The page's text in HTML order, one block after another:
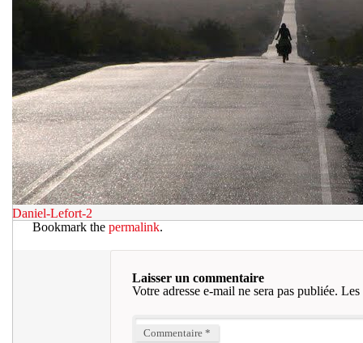
Daniel-Lefort-2
Bookmark the permalink.
Laisser un commentaire
Votre adresse e-mail ne sera pas publiée. Les
Commentaire *